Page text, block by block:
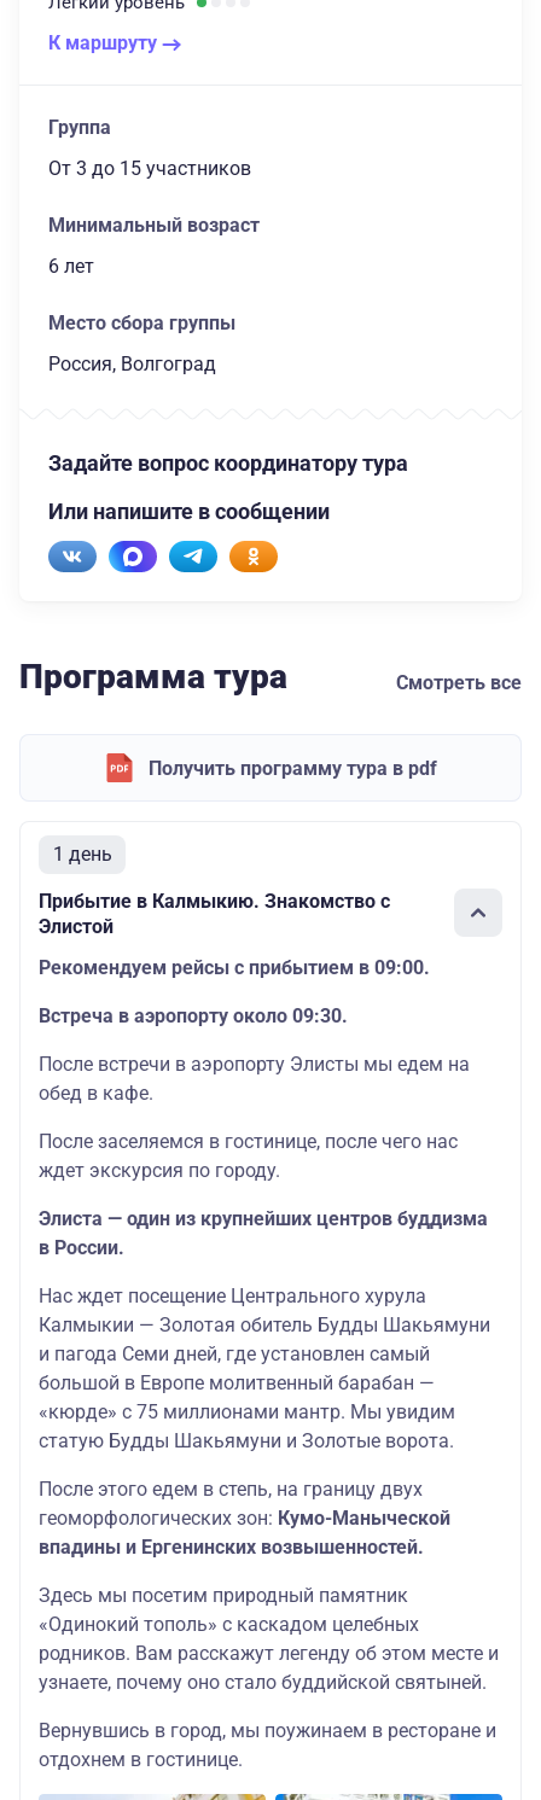
К маршруту
Группа
От 3 до 15 участников
Минимальный возраст
6 лет
Место сбора группы
Россия, Волгоград
Задайте вопрос координатору тура
Или напишите в сообщении
Программа тура Смотреть все
Получить программу тура в pdf
1 день
Прибытие в Калмыкию. Знакомство с
Элистой
Рекомендуем рейсы с прибытием в 09:00.
Встреча в аэропорту около 09:30.
После встречи в аэропорту Элисты мы едем на
обед в кафе.
После заселяемся в гостинице, после чего нас
ждет экскурсия по городу.
Элиста — один из крупнейших центров буддизма
в России.
Нас ждет посещение Центрального хурула
Калмыкии — Золотая обитель Будды Шакьямуни
и пагода Семи дней, где установлен самый
большой в Европе молитвенный барабан —
«кюрде» с 75 миллионами мантр. Мы увидим
статую Будды Шакьямуни и Золотые ворота.
После этого едем в степь, на границу двух
геоморфологических зон: Кумо-Маныческой
впадины и Ергенинских возвышенностей.
Здесь мы посетим природный памятник
«Одинокий тополь» с каскадом целебных
родников. Вам расскажут легенду об этом месте и
узнаете, почему оно стало буддийской святыней.
Вернувшись в город, мы поужинаем в ресторане и
отдохнем в гостинице.